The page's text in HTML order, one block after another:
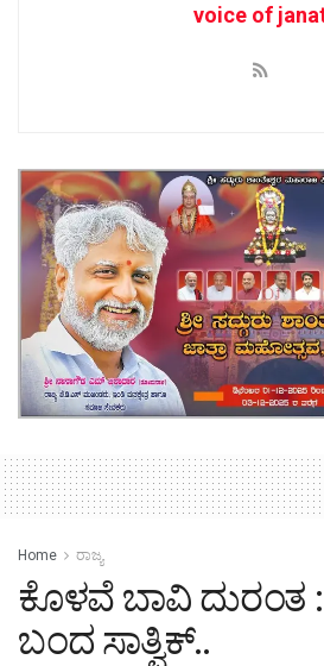
voice of
Home ರಾಜ್ಯ
ಕೊಳವೆ ಬಾವಿ ದುರಂತ :
ಬಂದ ಸಾತ್ವಿಕ್..